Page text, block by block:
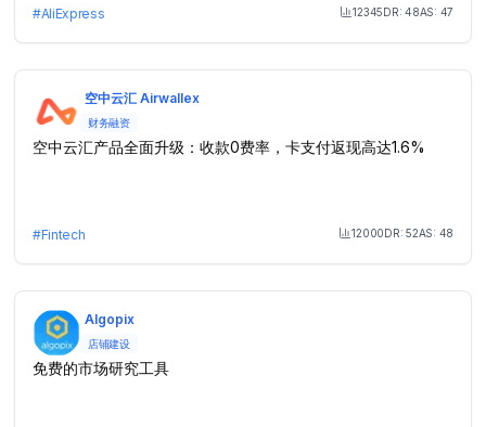
#AliExpress Month Visit
12345DR:48AS: 47
空中云汇 Airwallex
财务融资
空中云汇产品全面升级：收款0费率，卡支付返现高达1.6%
#Fintech Month Visit
12000DR:52AS: 48
Algopix
店铺建设
免费的市场研究工具